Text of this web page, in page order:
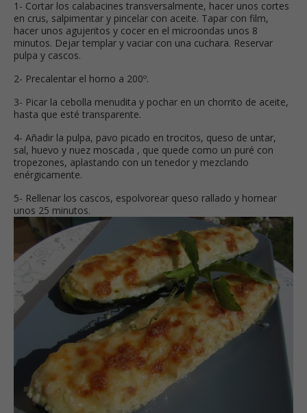
1- Cortar los calabacines transversalmente, hacer unos cortes
en crus, salpimentar y pincelar con aceite. Tapar con film,
hacer unos agujeritos y cocer en el microondas unos 8
minutos. Dejar templar y vaciar con una cuchara. Reservar
pulpa y cascos.
2- Precalentar el horno a 200º.
3- Picar la cebolla menudita y pochar en un chorrito de aceite,
hasta que esté transparente.
4- Añadir la pulpa, pavo picado en trocitos, queso de untar,
sal, huevo y nuez moscada , que quede como un puré con
tropezones, aplastando con un tenedor y mezclando
enérgicamente.
5- Rellenar los cascos, espolvorear queso rallado y hornear
unos 25 minutos.